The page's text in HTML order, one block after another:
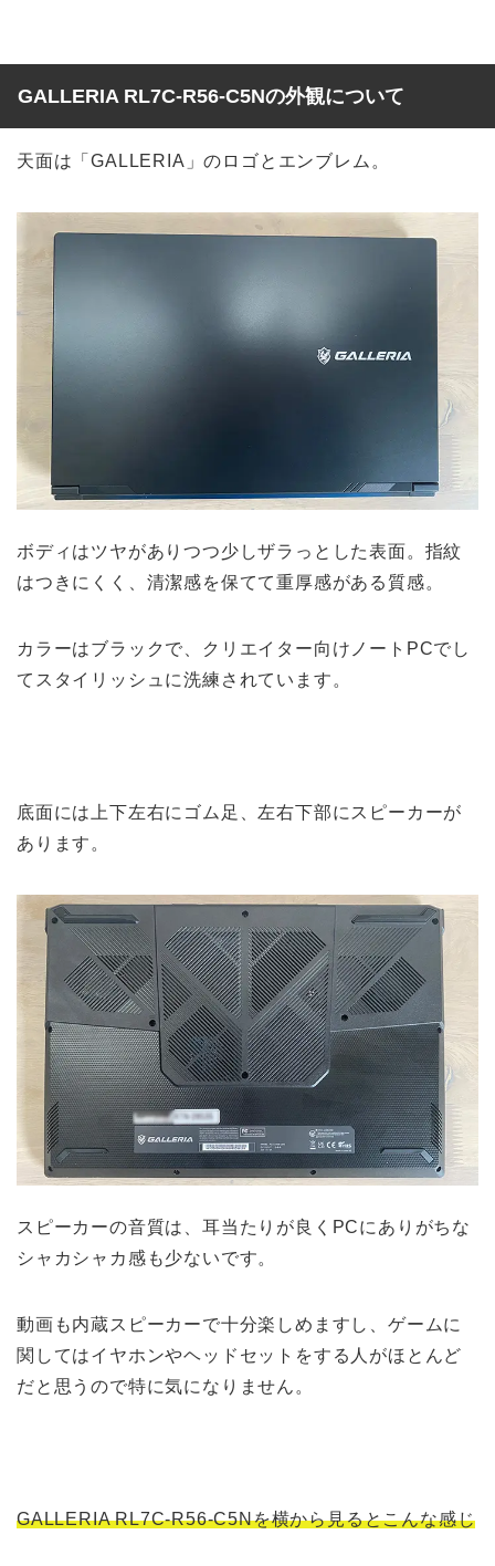
GALLERIA RL7C-R56-C5Nの外観について
天面は「GALLERIA」のロゴとエンブレム。
ボディはツヤがありつつ少しザラっとした表面。指紋
はつきにくく、清潔感を保てて重厚感がある質感。
カラーはブラックで、クリエイター向けノートPCでし
てスタイリッシュに洗練されています。
底面には上下左右にゴム足、左右下部にスピーカーが
あります。
スピーカーの音質は、耳当たりが良くPCにありがちな
シャカシャカ感も少ないです。
動画も内蔵スピーカーで十分楽しめますし、ゲームに
関してはイヤホンやヘッドセットをする人がほとんど
だと思うので特に気になりません。
GALLERIA RL7C-R56-C5Nを横から見るとこんな感じ